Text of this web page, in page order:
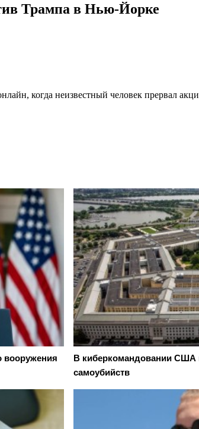
Трампа в Нью-Йорке
когда неизвестный человек прервал
вооружения
В киберкомандовании США
самоубийств